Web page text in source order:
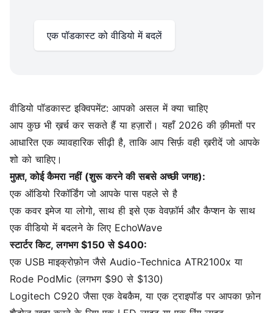
एक पॉडकास्ट को वीडियो में बदलें
वीडियो पॉडकास्ट इक्विपमेंट: आपको असल में क्या चाहिए
आप कुछ भी ख़र्च कर सकते हैं या हज़ारों। यहाँ 2026 की क़ीमतों पर
आधारित एक व्यावहारिक सीढ़ी है, ताकि आप सिर्फ़ वही ख़रीदें जो आपके
शो को चाहिए।
मुफ़्त, कोई कैमरा नहीं (शुरू करने की सबसे अच्छी जगह):
एक ऑडियो रिकॉर्डिंग जो आपके पास पहले से है
एक कवर इमेज या लोगो, साथ ही इसे एक वेवफ़ॉर्म और कैप्शन के साथ
एक वीडियो में बदलने के लिए EchoWave
स्टार्टर किट, लगभग $150 से $400:
एक USB माइक्रोफ़ोन जैसे Audio-Technica ATR2100x या
Rode PodMic (लगभग $90 से $130)
Logitech C920 जैसा एक वेबकैम, या एक ट्राइपॉड पर आपका फ़ोन